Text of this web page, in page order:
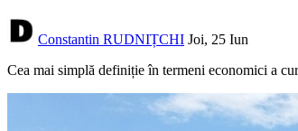
Constantin RUDNIȚCHI Joi, 25 Iun
Cea mai simplă definiție în termeni economici a